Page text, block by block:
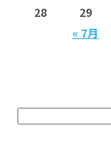
« 7月
28
29